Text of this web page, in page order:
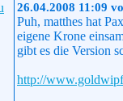
26.04.2008 11:09
Puh, matthes hat
eigene Krone
gibt es die Version
http://